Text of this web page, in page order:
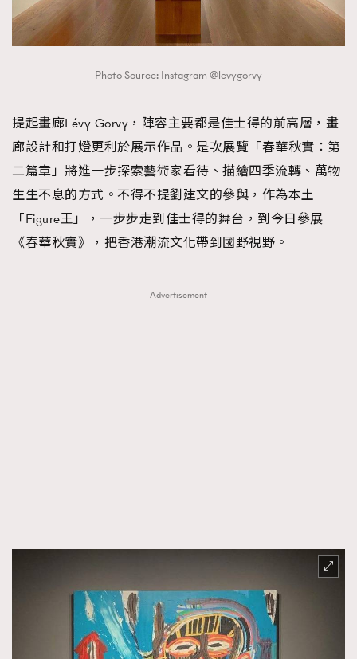
Photo Source: Instagram @levygorvy
提起畫廊Lévy Gorvy，陣容主要都是佳士得的前高層，畫
廊設計和打燈更利於展示作品。是次展覽「春華秋實：第
二篇章」將進一步探索藝術家看待、描繪四季流轉、萬物
生生不息的方式。不得不提劉建文的參與，作為本土
「Figure王」，一步步走到佳士得的舞台，到今日參展
《春華秋實》，把香港潮流文化帶到國野視野。
Advertisement